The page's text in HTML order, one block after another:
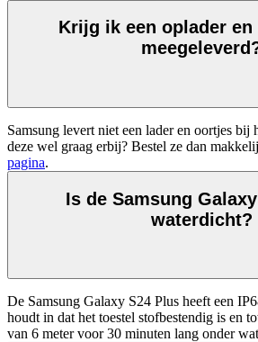
Krijg ik een oplader
Samsung levert niet een lader en oortjes bij
deze wel graag erbij? Bestel ze dan
pagina.
Is de Samsung
waterdicht?
De Samsung Galaxy S24 Plus heeft een
houdt in dat het toestel stofbestendig is en
van 6 meter voor 30 minuten lang onder